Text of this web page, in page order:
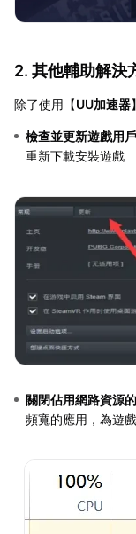
2. 其他輔助解決
除了使用【UU加速器
檢查並更新遊戲用
重新下載安裝遊戲
關閉佔用網路資源
頻寬的應用，為遊